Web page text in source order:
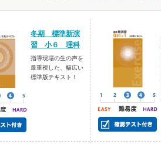
冬期 標準新演
習 小６ 理科
指導現場の生の声を
最重視した、幅広い
標準版テキスト！